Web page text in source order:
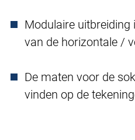
Modulaire uitbreiding
van de horizontale /
De maten voor de
vinden op de